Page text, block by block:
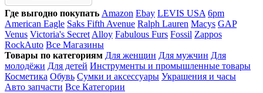
Где выгодно покупать Amazon Ebay LEVIS USA 6pm
American Eagle Saks Fifth Avenue Ralph Lauren Macys GAP
Venus Victoria's Secret Alloy Fabulous Furs Fossil Zappos
RockAuto Все Магазины
Товары по категориям Для женщин Для мужчин Для
молодёжи Для детей Инструменты и промышленные товары
Косметика Обувь Сумки и аксессуары Украшения и часы
Авто запчасти Все Категории